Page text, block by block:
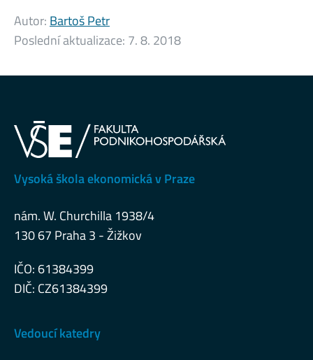
Autor: Bartoš Petr
Poslední aktualizace: 7. 8. 2018
Vysoká škola ekonomická v Praze
nám. W. Churchilla 1938/4
130 67 Praha 3 - Žižkov
IČO: 61384399
DIČ: CZ61384399
Vedoucí katedry